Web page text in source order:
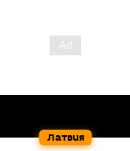
Латвия